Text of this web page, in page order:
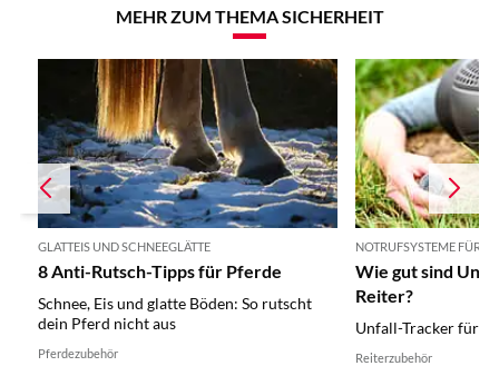
MEHR ZUM THEMA SICHERHEIT
GLATTEIS UND SCHNEEGLÄTTE
8 Anti-Rutsch-Tipps für Pferde
Schnee, Eis und glatte Böden: So rutscht
dein Pferd nicht aus
Pferdezubehör
NOTRUFSYSTEME FÜR
Wie gut sind
Reiter?
Unfall-Tracker für
Reiterzubehör